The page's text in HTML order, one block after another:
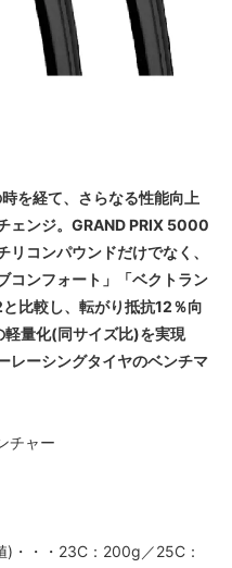
を経て、さらなる性能向上
ェンジ。GRAND PRIX 5000
コンパウンドだけでなく、
コンフォート」「ベクトラン
比較し、転がり抵抗12％向
軽量化(同サイズ比)を実現
レーシングタイヤのベンチマ
チャー
・・・23C：200g／25C：